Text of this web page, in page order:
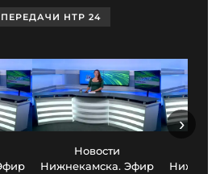
ПЕРЕДАЧИ НТР 24
Новости
Нижнекамска. Эфир
›